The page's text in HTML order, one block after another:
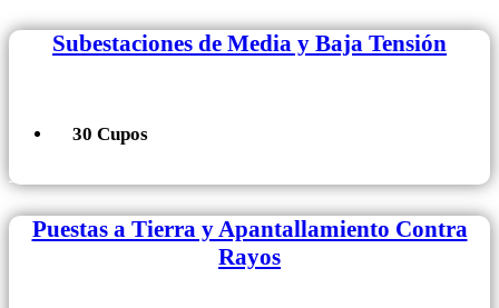
Subestaciones de Media y Baja Tensión
30 Cupos
+ Información
Puestas a Tierra y Apantallamiento Contra
Rayos